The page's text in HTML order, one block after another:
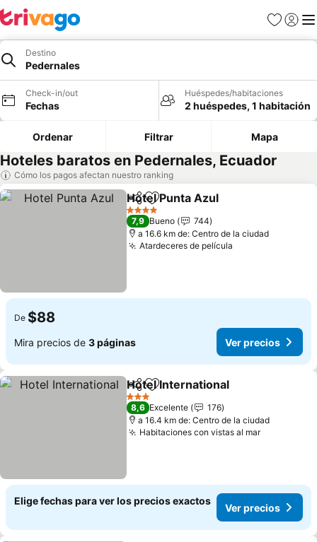
Favoritos
Iniciar
Destino
Pedernales
Check-in/out
Fechas
Huéspedes/habitaciones
2 huéspedes, 1 habitación
Ordenar Filtrar Mapa
Hoteles baratos en Pedernales, Ecuador
Cómo los pagos afectan nuestro ranking
CompartirAgregar a favoritos
Hotel Punta Azul
4 Estrellas
7,9 Bueno
744
a 16.6 km de: Centro de la ciudad
Atardeceres de película
De $88
Mira precios de 3 páginas Ver precios
CompartirAgregar a favoritos
Hotel International
3 Estrellas
8,6 Excelente
176
a 16.4 km de: Centro de la ciudad
Habitaciones con vistas al mar
Elige fechas para ver los precios exactos
Ver precios